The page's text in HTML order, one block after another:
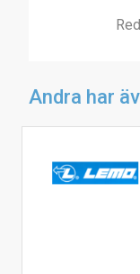
Andra har